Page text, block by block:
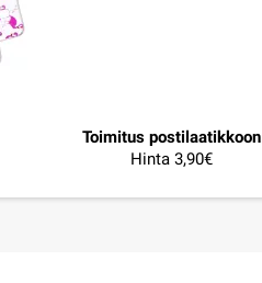
Toimitus postilaatikkoon
Hinta 3,90€